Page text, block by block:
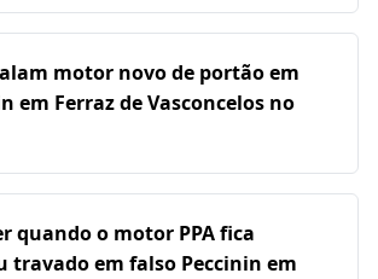
motor novo de portão em
em Ferraz de Vasconcelos no
quando o motor PPA fica
travado em falso Peccinin em